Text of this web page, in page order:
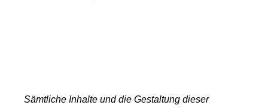
Sämtliche Inhalte und die Gestaltung dieser